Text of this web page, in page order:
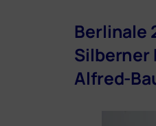
Berlinale
Silberner
Alfred-